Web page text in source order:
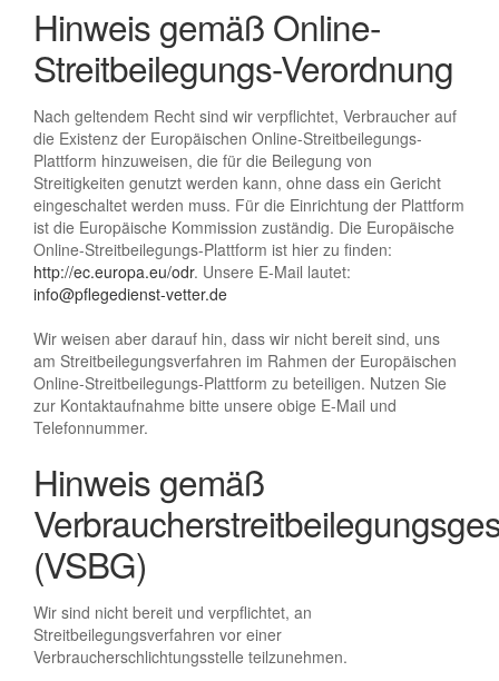
Hinweis gemäß Online-
Streitbeilegungs-Verordnung
Nach geltendem Recht sind wir verpflichtet, Verbraucher auf
die Existenz der Europäischen Online-Streitbeilegungs-
Plattform hinzuweisen, die für die Beilegung von
Streitigkeiten genutzt werden kann, ohne dass ein Gericht
eingeschaltet werden muss. Für die Einrichtung der Plattform
ist die Europäische Kommission zuständig. Die Europäische
Online-Streitbeilegungs-Plattform ist hier zu finden:
http://ec.europa.eu/odr. Unsere E-Mail lautet:
info@pflegedienst-vetter.de
Wir weisen aber darauf hin, dass wir nicht bereit sind, uns
am Streitbeilegungsverfahren im Rahmen der Europäischen
Online-Streitbeilegungs-Plattform zu beteiligen. Nutzen Sie
zur Kontaktaufnahme bitte unsere obige E-Mail und
Telefonnummer.
Hinweis gemäß
(VSBG)
Wir sind nicht bereit und verpflichtet, an
Streitbeilegungsverfahren vor einer
Verbraucherschlichtungsstelle teilzunehmen.